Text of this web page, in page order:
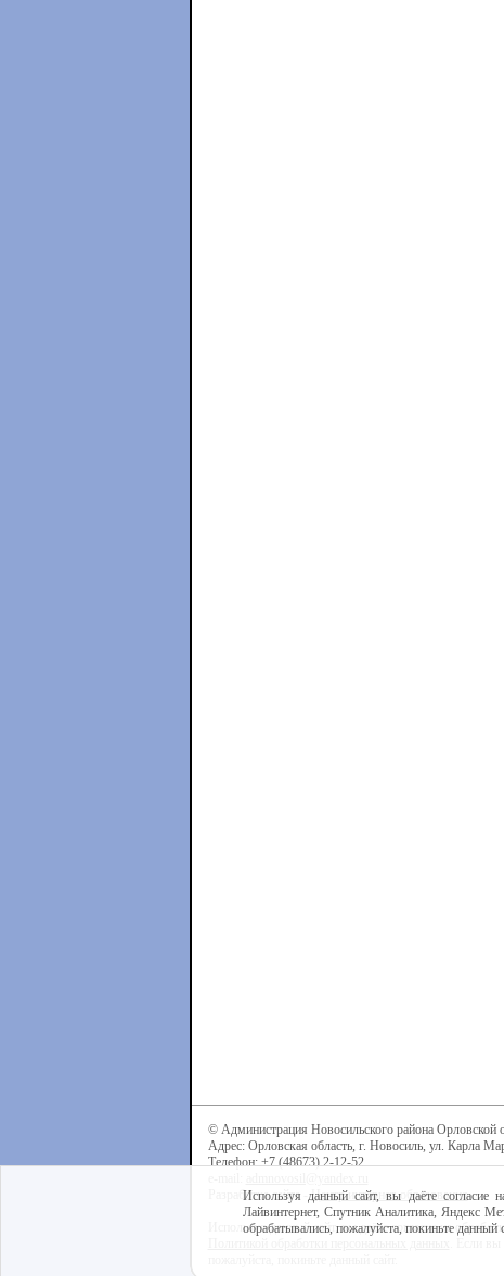
© Администрация Новосильского района Орловской
Адрес: Орловская область, г. Новосиль, ул. Карла
Телефон: +7 (48673) 2-12-52
Разработка сайта -Центр интернет-образования
Используя данный сайт, вы даёте согласие на
Используя данный сайт, вы даёте согласие
Лайвинтернет, Спутник Аналитика, Яндекс
обрабатывались, пожалуйста, покиньте данный